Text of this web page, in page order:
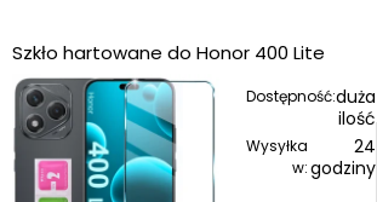
Szkło hartowane do Honor 400 Lite
Dostępność:duża
ilość
Wysyłka
w:
24
godziny